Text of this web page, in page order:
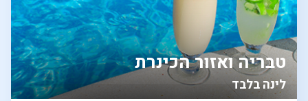
לינה בלבד
טבריה ואזור הכינרת